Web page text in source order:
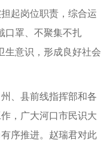
起岗位职责，综合运
口罩、不聚集不扎
生意识，形成良好社会
、县前线指挥部和各
，广大河口市民识大
序推进。赵瑞君对此